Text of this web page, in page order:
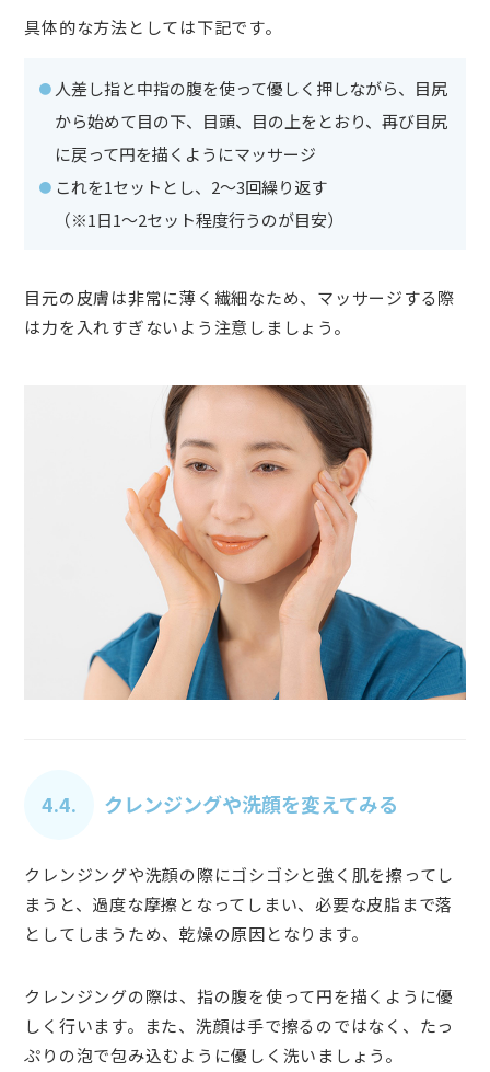
具体的な方法としては下記です。
人差し指と中指の腹を使って優しく押しながら、目尻
から始めて目の下、目頭、目の上をとおり、再び目尻
に戻って円を描くようにマッサージ
これを1セットとし、2〜3回繰り返す
（※1日1〜2セット程度行うのが目安）
目元の皮膚は非常に薄く繊細なため、マッサージする際
は力を入れすぎないよう注意しましょう。
4.4. クレンジングや洗顔を変えてみる
クレンジングや洗顔の際にゴシゴシと強く肌を擦ってし
まうと、過度な摩擦となってしまい、必要な皮脂まで落
としてしまうため、乾燥の原因となります。
クレンジングの際は、指の腹を使って円を描くように優
しく行います。また、洗顔は手で擦るのではなく、たっ
ぷりの泡で包み込むように優しく洗いましょう。